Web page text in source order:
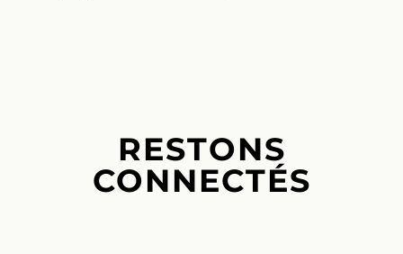
RESTONS
CONNECTÉS